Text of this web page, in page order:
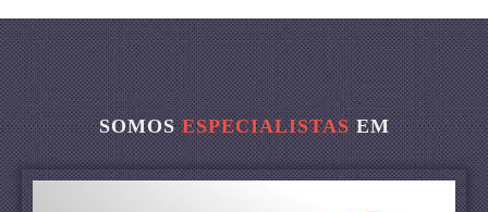
SOMOSESPECIALISTASEM